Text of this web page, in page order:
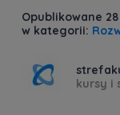
Opublikowane
w kategorii:
kursy i